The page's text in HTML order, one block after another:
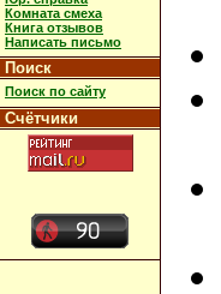
Комната смеха
Книга отзывов
Написать письмо
Поиск
Поиск по сайту
Счётчики